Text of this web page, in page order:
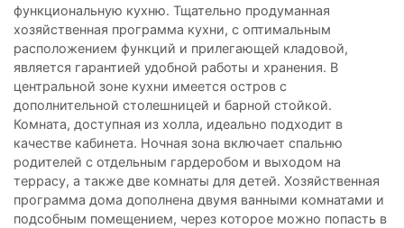
функциональную кухню. Тщательно продуманная
хозяйственная программа кухни, с оптимальным
расположением функций и прилегающей кладовой,
является гарантией удобной работы и хранения. В
центральной зоне кухни имеется остров с
дополнительной столешницей и барной стойкой.
Комната, доступная из холла, идеально подходит в
качестве кабинета. Ночная зона включает спальню
родителей с отдельным гардеробом и выходом на
террасу, а также две комнаты для детей. Хозяйственная
программа дома дополнена двумя ванными комнатами и
подсобным помещением, через которое можно попасть в